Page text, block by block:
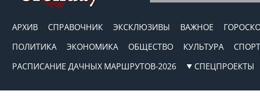
АРХИВ СПРАВОЧНИК ЭКСКЛЮЗИВЫ ВАЖНОЕ
ПОЛИТИКА
ЭКОНОМИКА ОБЩЕСТВО КУЛЬТУРА СПОРТ
РАСПИСАНИЕ ДАЧНЫХ МАРШРУТОВ-2026
СПЕЦПРОЕКТЫ